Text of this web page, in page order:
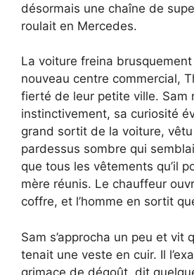
désormais une chaîne de
roulait en Mercedes.
La voiture freina brusquement
nouveau centre commercial,
fierté de leur petite ville. Sam
instinctivement, sa curiosité
grand sortit de la voiture, vêtu
pardessus sombre qui
que tous les vêtements qu’il
mère réunis. Le chauffeur
coffre, et l’homme en sortit
Sam s’approcha un peu et vit
tenait une veste en cuir. Il
grimace de dégoût, dit